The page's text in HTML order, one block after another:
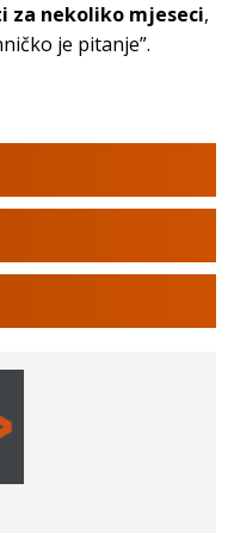
za nekoliko mjeseci,
je pitanje”.